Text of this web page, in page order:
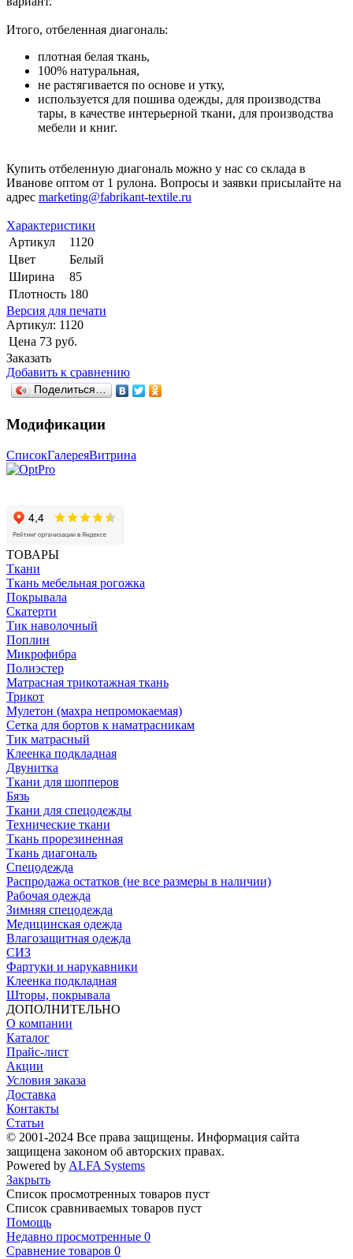
Итого, отбеленная диагональ:
плотная белая ткань,
100% натуральная,
не растягивается по основе и утку,
используется для пошива одежды, для производства
тары, в качестве интерьерной ткани, для производства
мебели и книг.
Купить отбеленную диагональ можно у нас со склада в
Иванове оптом от 1 рулона. Вопросы и заявки присылайте на
адрес marketing@fabrikant-textile.ru
Характеристики
Артикул
1120
Цвет
Белый
Ширина
85
Плотность 180
Версия для печати
Артикул: 1120
Цена 73 руб.
Заказать
Добавить к сравнению
Поделиться…
Модификации
СписокГалереяВитрина
ТОВАРЫ
Ткани
Ткань мебельная рогожка
Покрывала
Скатерти
Тик наволочный
Поплин
Микрофибра
Полиэстер
Матрасная трикотажная ткань
Трикот
Мулетон (махра непромокаемая)
Сетка для бортов к наматрасникам
Тик матрасный
Клеенка подкладная
Двунитка
Ткани для шопперов
Бязь
Ткани для спецодежды
Технические ткани
Ткань прорезиненная
Ткань диагональ
Спецодежда
Распродажа остатков (не все размеры в наличии)
Рабочая одежда
Зимняя спецодежда
Медицинская одежда
Влагозащитная одежда
СИЗ
Фартуки и нарукавники
Клеенка подкладная
Шторы, покрывала
ДОПОЛНИТЕЛЬНО
О компании
Каталог
Прайс-лист
Акции
Условия заказа
Доставка
Контакты
Статьи
© 2001-2024 Все права защищены. Информация сайта
защищена законом об авторских правах.
Powered by ALFA Systems
Закрыть
Список просмотренных товаров пуст
Список сравниваемых товаров пуст
Помощь
Недавно просмотренные 0
Сравнение товаров 0